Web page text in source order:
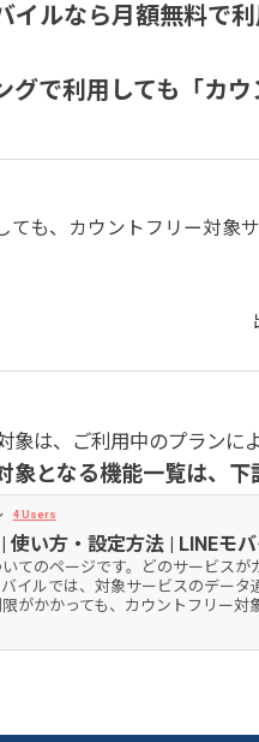
イルなら月額無料で利
グで利用しても「カ
ても、カウントフリー対象
象は、ご利用中のプランに
象となる機能一覧は、下
4 Users
使い方・設定方法 | LINEモ
てのページです。どのサービス
バイルでは、対象サービスのデー
がかかっても、カウントフリー対